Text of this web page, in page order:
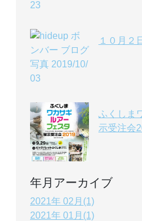
１０月２
ふくしま
示受注会
年月アーカイブ
2021年 02月(1)
2021年 01月(1)